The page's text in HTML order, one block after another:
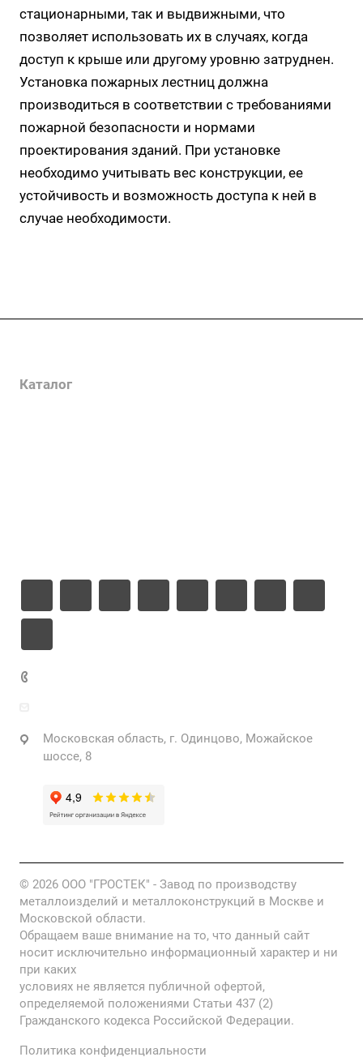
стационарными, так и выдвижными, что
позволяет использовать их в случаях, когда
доступ к крыше или другому уровню затруднен.
Установка пожарных лестниц должна
производиться в соответствии с требованиями
пожарной безопасности и нормами
проектирования зданий. При установке
необходимо учитывать вес конструкции, ее
устойчивость и возможность доступа к ней в
случае необходимости.
Каталог
Московская область, г. Одинцово, Можайское
шоссе, 8
© 2026 ООО "ГРОСТЕК" - Завод по производству
металлоизделий и металлоконструкций в Москве и
Московской области.
Обращаем ваше внимание на то, что данный сайт
носит исключительно информационный характер и ни
при каких
условиях не является публичной офертой,
определяемой положениями Статьи 437 (2)
Гражданского кодекса Российской Федерации.
Политика конфиденциальности